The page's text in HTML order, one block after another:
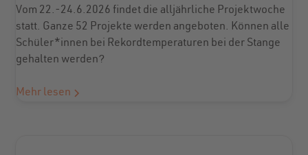
Vom 22.-24.6.2026 findet die alljährliche Projektwoche
statt. Ganze 52 Projekte werden angeboten. Können alle
Schüler*innen bei Rekordtemperaturen bei der Stange
gehalten werden?
Mehr lesen